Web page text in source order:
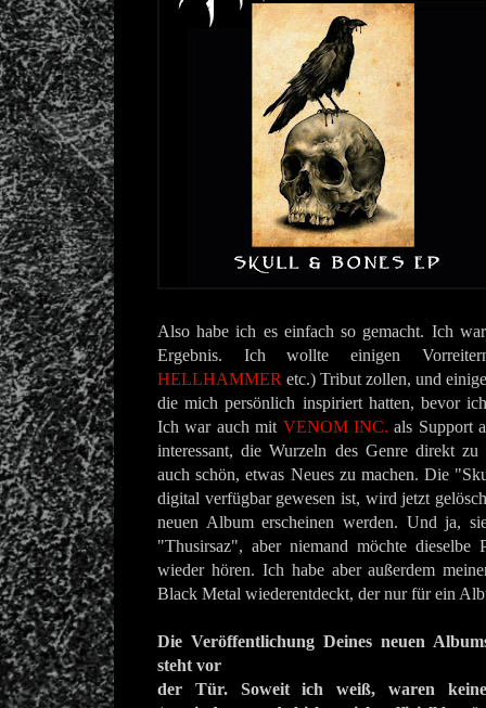
Also habe ich es einfach so gemacht. Ich
Ergebnis. Ich wollte einigen
HELLHAMMER etc.) Tribut zollen, und
die mich persönlich inspiriert hatten, bevor
Ich war auch mit VENOM INC. als Support
interessant, die Wurzeln des Genre direkt
auch schön, etwas Neues zu machen. Die
digital verfügbar gewesen ist, wird jetzt
neuen Album erscheinen werden. Und ja,
"Thusirsaz", aber niemand möchte dieselbe
wieder hören. Ich habe aber außerdem
Black Metal wiederentdeckt, der nur für ein
Die Veröffentlichung Deines neuen
steht vor
der Tür. Soweit ich weiß, waren